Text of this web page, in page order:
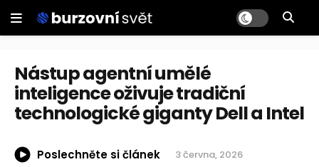
Nástup agentní umělé
inteligence oživuje tradiční
technologické giganty Dell a Intel
Poslechněte si článek 3 června, 2026